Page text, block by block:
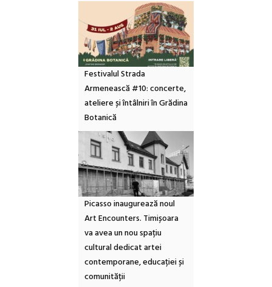
Festivalul Strada
Armenească #10: concerte,
ateliere și întâlniri în Grădina
Botanică
Picasso inaugurează noul
Art Encounters. Timișoara
va avea un nou spațiu
cultural dedicat artei
contemporane, educației și
comunității